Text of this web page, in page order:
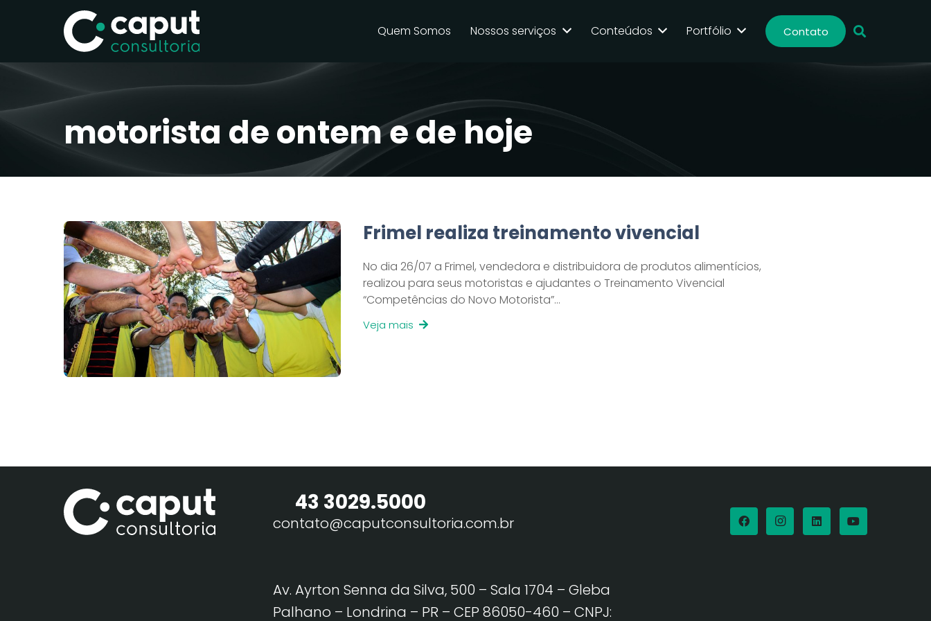
Quem Somos Nossos serviços Conteúdos Portfólio Contato
motorista de ontem e de hoje
Frimel realiza treinamento vivencial
No dia 26/07 a Frimel, vendedora e distribuidora de produtos alimentícios,
realizou para seus motoristas e ajudantes o Treinamento Vivencial
“Competências do Novo Motorista”…
Veja mais
43 3029.5000
contato@caputconsultoria.com.br
Av. Ayrton Senna da Silva, 500 – Sala 1704 – Gleba
Palhano – Londrina – PR – CEP 86050-460 – CNPJ: